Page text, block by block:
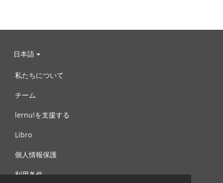
日本語
私たちについて
チーム
lernu!を支援する
Libro
個人情報保護
利用条件